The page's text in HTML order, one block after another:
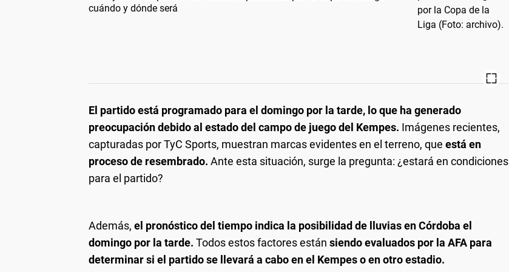
cuándo y dónde será
El partido está programado para el domingo por la tarde, lo que ha generado
preocupación debido al estado del campo de juego del Kempes. Imágenes recientes,
capturadas por TyC Sports, muestran marcas evidentes en el terreno, que está en
proceso de resembrado. Ante esta situación, surge la pregunta: ¿estará en condiciones
para el partido?
Además, el pronóstico del tiempo indica la posibilidad de lluvias en Córdoba el
domingo por la tarde. Todos estos factores están siendo evaluados por la AFA para
determinar si el partido se llevará a cabo en el Kempes o en otro estadio.